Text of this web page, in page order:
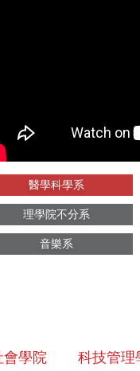
醫學科學系
理學院不分系
音樂系
會學院 科技管理